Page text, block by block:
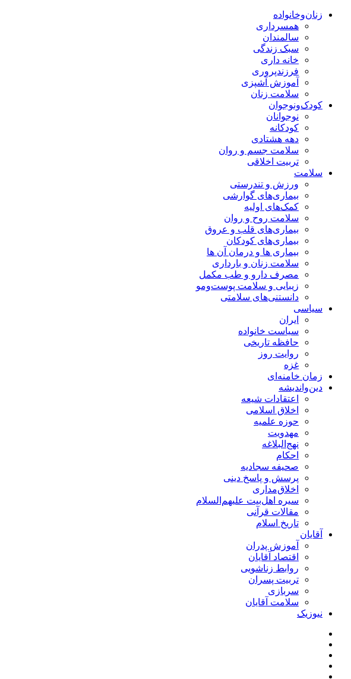
زنان‌وخانواده
همسرداری
سالمندان
سبک زندگی
خانه داری
فرزندپروری
آموزش آشپزی
سلامت زنان
کودک‌ونوجوان
نوجوانان
کودکانه
دهه هشتادی
سلامت جسم و روان
تربیت اخلاقی
سلامت
ورزش و تندرستی
بیماری‌های گوارشی
کمک‌های اولیه
سلامت روح و روان
بیماری‌های قلب و عروق
بیماری‌های کودکان
بیماری ها و درمان آن ها
سلامت زنان و بارداری
مصرف دارو و طب مکمل
زیبایی و سلامت پوست‌ومو
دانستنی‌های سلامتی
سیاسی
ایران
سیاست خانواده
حافظه تاریخی
روایت روز
غزه
زمان خامنه‌ای
دین‌واندیشه
اعتقادات شیعه
اخلاق اسلامی
حوزه علمیه
مهدویت
نهج‌البلاغه
احکام
صحیفه سجادیه
پرسش و پاسخ دینی
اخلاق‌مداری
سیره اهل‌بیت علیهم‌السلام
مقالات قرآنی
تاریخ اسلام
آقایان
آموزش پدران
اقتصاد آقایان
روابط زناشویی
تربیت پسران
سربازی
سلامت آقایان
نیوزیک